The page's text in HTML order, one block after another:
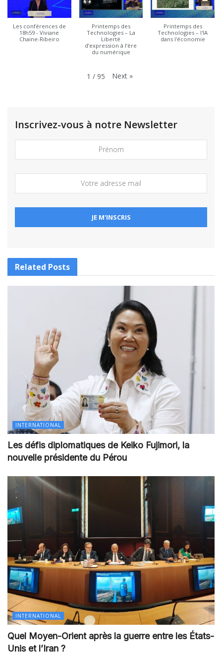
Les conférences de
18h59 - Viviane
Chaine-Ribeiro
Printemps des
Technologies – La
Liberté
d’expression à l’ère
du numérique
Printemps des
Technologies – l'IA
dans l'économie
1 / 95 Next »
Inscrivez-vous à notre Newsletter
Related Posts
INTERNATIONAL
Les défis diplomatiques de Keiko Fujimori, la
nouvelle présidente du Pérou
INTERNATIONAL
Quel Moyen-Orient après la guerre entre les États-
Unis et l’Iran ?